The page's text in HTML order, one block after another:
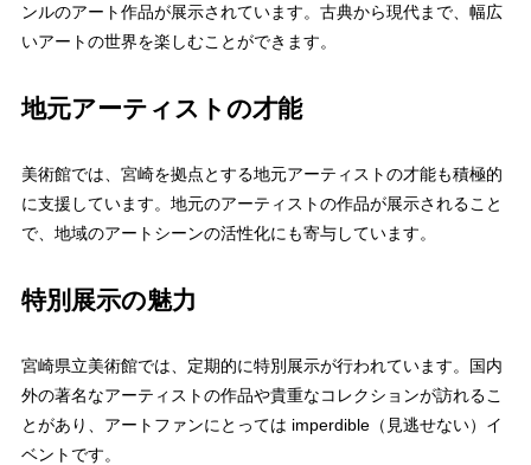
ンルのアート作品が展示されています。古典から現代まで、幅広
いアートの世界を楽しむことができます。
地元アーティストの才能
美術館では、宮崎を拠点とする地元アーティストの才能も積極的
に支援しています。地元のアーティストの作品が展示されること
で、地域のアートシーンの活性化にも寄与しています。
特別展示の魅力
宮崎県立美術館では、定期的に特別展示が行われています。国内
外の著名なアーティストの作品や貴重なコレクションが訪れるこ
とがあり、アートファンにとっては imperdible（見逃せない）イ
ベントです。